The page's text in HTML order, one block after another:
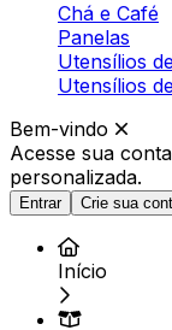
Chá e Café
Panelas
Utensílios
Utensílios
Bem-vindo
Acesse sua
personalizada.
Entrar Crie sua
Início